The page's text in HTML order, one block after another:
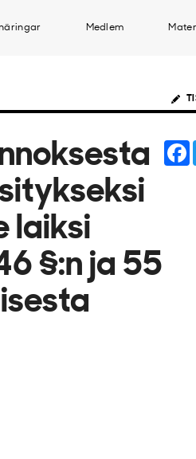
Medlem
laiksi
§:n ja 55